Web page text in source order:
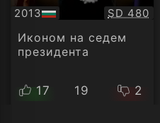
2013
БГ
аудио
Качество:
SD 480
Иконом на седем
президента
17 19 2